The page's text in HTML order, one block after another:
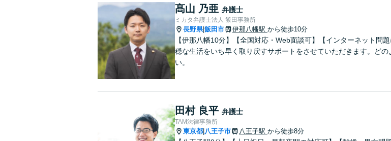
髙山 乃亜 弁護士
ミカタ弁護士法人 飯田事務所
長野県|飯田市 伊那八幡駅 から徒歩10分
【伊那八幡10分】【全国対応・Web面談可】【インターネット問
穏な生活をいち早く取り戻すサポートをさせていただきます。ど
い。
田村 良平 弁護士
TAM法律事務所
東京都 八王子市 八王子駅 から徒歩8分